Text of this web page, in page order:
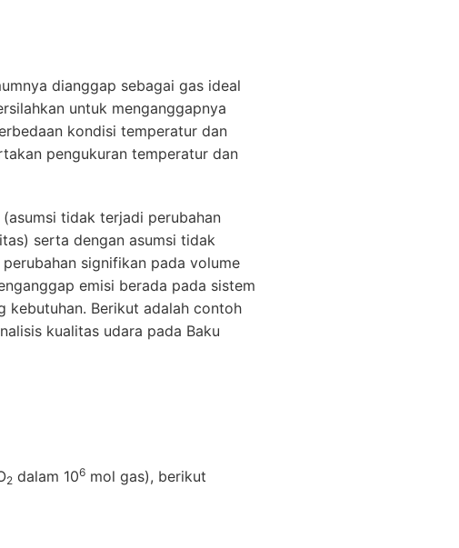
dianggap sebagai gas ideal
untuk menganggapnya
kondisi temperatur dan
pengukuran temperatur dan
(asumsi tidak terjadi perubahan
serta dengan asumsi tidak
signifikan pada volume
emisi berada pada sistem
kebutuhan. Berikut adalah contoh
kualitas udara pada Baku
2 dalam 106 mol gas), berikut